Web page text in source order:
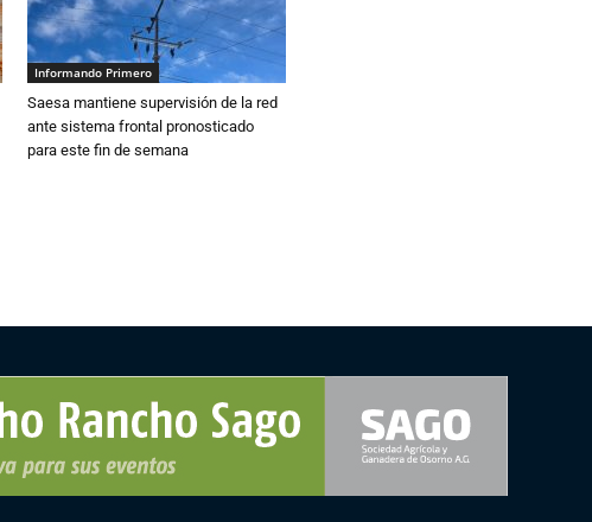
Informando Primero
Saesa mantiene supervisión de la red
ante sistema frontal pronosticado
para este fin de semana